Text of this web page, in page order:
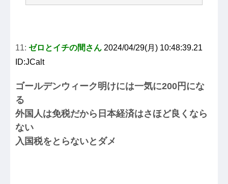
11: ゼロとイチの間さん 2024/04/29(月) 10:48:39.21
ID:JCalt
ゴールデンウィーク明けには一気に200円にな
る
外国人は免税だから日本経済はさほど良くなら
ない
入国税をとらないとダメ